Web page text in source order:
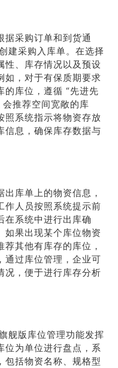
据采购订单和到货通
建采购入库单。在选择
性、库存情况以及预设
如，对于有保质期要求
的库位，遵循 “先进先
推荐空间宽敞的库
照系统指示将物资存放
信息，确保库存数据与
库单上的物资信息，
作人员按照系统提示前
在系统中进行出库确
如果出现某个库位物资
其他有库存的库位，
通过库位管理，企业可
况，便于进行库存分析
舰版库位管理功能发挥
位为单位进行盘点，系
包括物资名称、规格型